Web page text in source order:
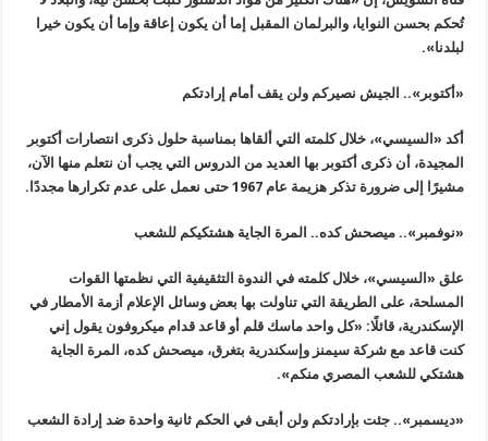
تُحكم بحسن النوايا، والبرلمان المقبل إما أن يكون إعاقة وإما أن يكون خيرا
لبلدنا».
«أكتوبر».. الجيش نصيركم ولن يقف أمام إرادتكم
أكد « السيسي»، خلال كلمته التي ألقاها بمناسبة حلول ذكرى انتصارات أكتوبر
المجيدة، أن ذكرى أكتوبر بها العديد من الدروس التي يجب أن نتعلم منها الآن،
مشيرًا إلى ضرورة تذكر هزيمة عام 1967 حتى نعمل على عدم تكرارها مجددًا
.
«نوفمبر».. ميصحش كده.. المرة الجاية هشتكيكم للشعب
علق « السيسي»، خلال كلمته في الندوة التثقيفية التي نظمتها القوات
المسلحة، على الطريقة التي تناولت بها بعض وسائل الإعلام أزمة الأمطار في
الإسكندرية، قائلًا: «كل واحد ماسك قلم أو قاعد قدام ميكروفون يقول إني
كنت قاعد مع شركة سيمنز وإسكندرية بتغرق، ميصحش كده، المرة الجاية
هشتكي للشعب المصري منكم».
«ديسمبر».. جئت بإرادتكم ولن أبقى في الحكم ثانية واحدة ضد إرادة الشعب